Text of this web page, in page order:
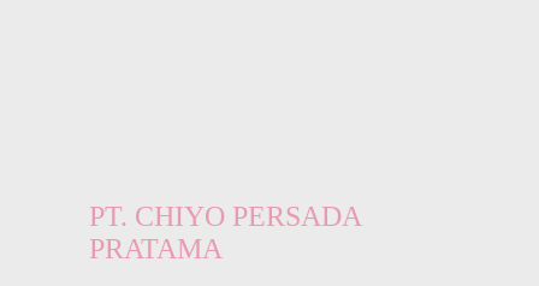
PT. CHIYO PERSADA
PRATAMA